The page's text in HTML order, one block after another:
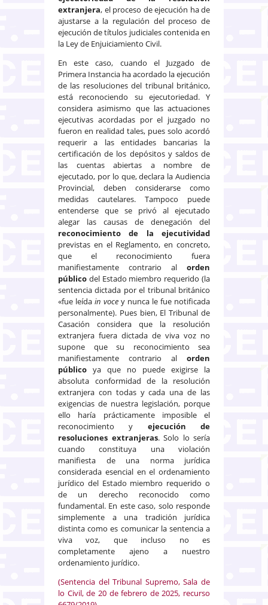
extranjera, el proceso de ejecución ha de
ajustarse a la regulación del proceso de
ejecución de títulos judiciales contenida en
la Ley de Enjuiciamiento Civil.
En este caso, cuando el Juzgado de
Primera Instancia ha acordado la ejecución
de las resoluciones del tribunal británico,
está reconociendo su ejecutoriedad. Y
considera asimismo que las actuaciones
ejecutivas acordadas por el juzgado no
fueron en realidad tales, pues solo acordó
requerir a las entidades bancarias la
certificación de los depósitos y saldos de
las cuentas abiertas a nombre de
ejecutado, por lo que, declara la Audiencia
Provincial, deben considerarse como
medidas cautelares. Tampoco puede
entenderse que se privó al ejecutado
alegar las causas de denegación del
reconocimiento de la ejecutividad
previstas en el Reglamento, en concreto,
que el reconocimiento fuera
manifiestamente contrario al orden
público del Estado miembro requerido (la
sentencia dictada por el tribunal británico
«fue leída in voce y nunca le fue notificada
personalmente). Pues bien, El Tribunal de
Casación considera que la resolución
extranjera fuera dictada de viva voz no
supone que su reconocimiento sea
manifiestamente contrario al orden
público ya que no puede exigirse la
absoluta conformidad de la resolución
extranjera con todas y cada una de las
exigencias de nuestra legislación, porque
ello haría prácticamente imposible el
reconocimiento y ejecución de
resoluciones extranjeras. Solo lo sería
cuando constituya una violación
manifiesta de una norma jurídica
considerada esencial en el ordenamiento
jurídico del Estado miembro requerido o
de un derecho reconocido como
fundamental. En este caso, solo responde
simplemente a una tradición jurídica
distinta como es comunicar la sentencia a
viva voz, que incluso no es
completamente ajeno a nuestro
ordenamiento jurídico.
(Sentencia del Tribunal Supremo, Sala de
lo Civil, de 20 de febrero de 2025, recurso